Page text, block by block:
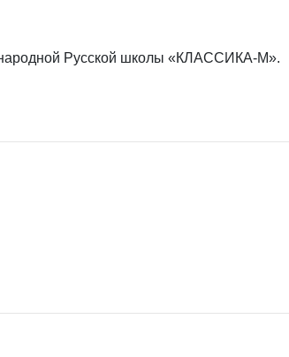
Русской школы «КЛАССИКА-М».